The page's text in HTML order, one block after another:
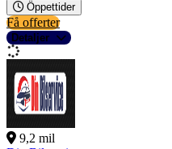
Öppettider
Få offerter
Detaljer
9,2 mil